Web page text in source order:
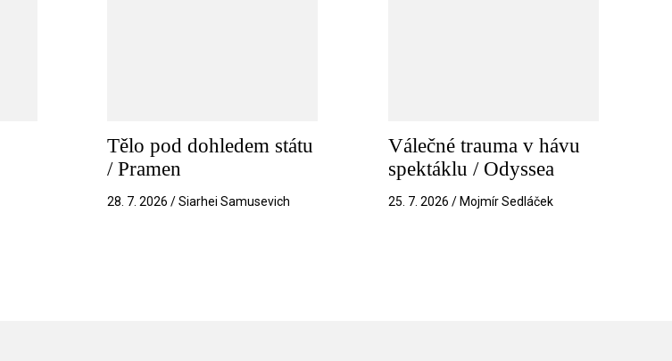
Tělo pod dohledem státu
/ Pramen
28. 7. 2026 / Siarhei Samusevich
Válečné trauma v hávu
spektáklu / Odyssea
25. 7. 2026 / Mojmír Sedláček